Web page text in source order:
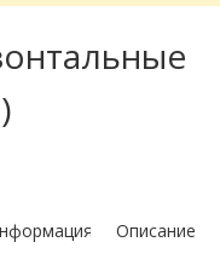
Описание